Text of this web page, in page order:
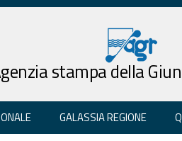
stampa della
GALASSIA REGIONE